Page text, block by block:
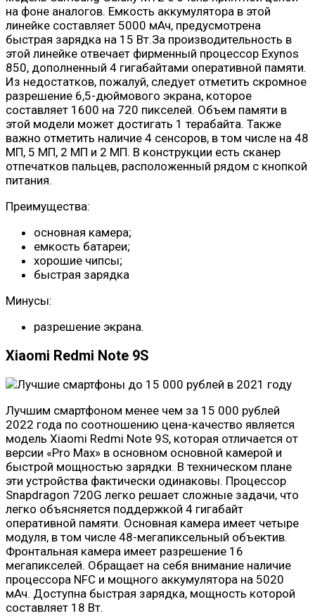
на фоне аналогов. Емкость аккумулятора в этой
линейке составляет 5000 мАч, предусмотрена
быстрая зарядка на 15 Вт.За производительность в
этой линейке отвечает фирменный процессор Exynos
850, дополненный 4 гигабайтами оперативной памяти.
Из недостатков, пожалуй, следует отметить скромное
разрешение 6,5-дюймового экрана, которое
составляет 1600 на 720 пикселей. Объем памяти в
этой модели может достигать 1 терабайта. Также
важно отметить наличие 4 сенсоров, в том числе на 48
МП, 5 МП, 2 МП и 2 МП. В конструкции есть сканер
отпечатков пальцев, расположенный рядом с кнопкой
питания.
Преимущества:
основная камера;
емкость батареи;
хорошие чипсы;
быстрая зарядка
Минусы:
разрешение экрана.
Xiaomi Redmi Note 9S
Лучшим смартфоном менее чем за 15 000 рублей
2022 года по соотношению цена-качество является
модель Xiaomi Redmi Note 9S, которая отличается от
версии «Pro Max» в основном основной камерой и
быстрой мощностью зарядки. В техническом плане
эти устройства фактически одинаковы. Процессор
Snapdragon 720G легко решает сложные задачи, что
легко объясняется поддержкой 4 гигабайт
оперативной памяти. Основная камера имеет четыре
модуля, в том числе 48-мегапиксельный объектив.
Фронтальная камера имеет разрешение 16
мегапикселей. Обращает на себя внимание наличие
процессора NFC и мощного аккумулятора на 5020
мАч. Доступна быстрая зарядка, мощность которой
составляет 18 Вт.